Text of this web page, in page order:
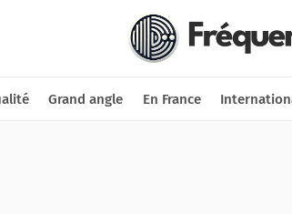
Grand angle En France